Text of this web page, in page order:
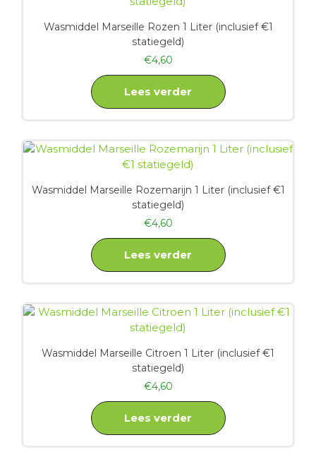
Wasmiddel Marseille Rozen 1 Liter (inclusief €1
statiegeld)
€4,60
Lees verder
Wasmiddel Marseille Rozemarijn 1 Liter (inclusief €1
statiegeld)
€4,60
Lees verder
Wasmiddel Marseille Citroen 1 Liter (inclusief €1
statiegeld)
€4,60
Lees verder